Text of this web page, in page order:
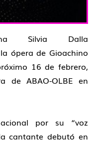
Silvia Dalla
ópera de Gioachino
16 de febrero,
ABAO-OLBE en
por su “voz
cantante debutó en